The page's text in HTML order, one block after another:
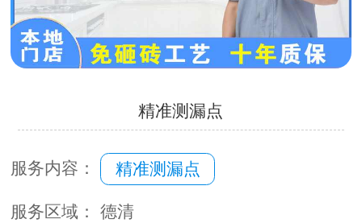
精准测漏点
服务内容： 精准测漏点
服务区域： 德清